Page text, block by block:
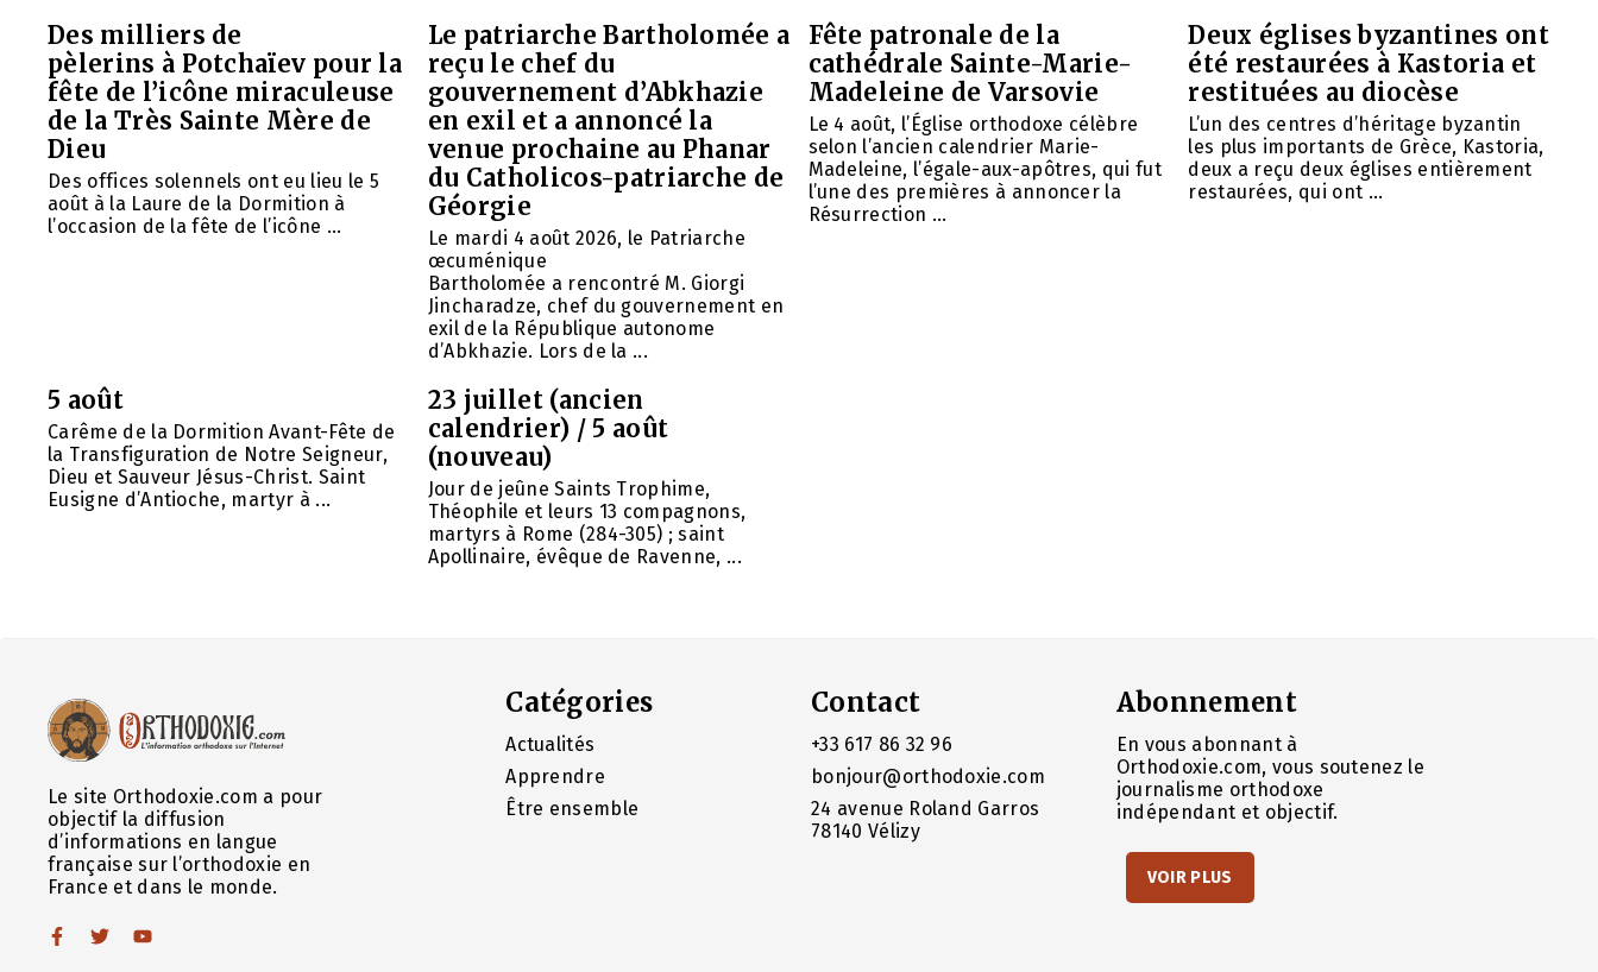
Des milliers de
pèlerins à Potchaïev pour la
fête de l’icône miraculeuse
de la Très Sainte Mère de
Dieu
Des offices solennels ont eu lieu le 5
août à la Laure de la Dormition à
l’occasion de la fête de l’icône ...
Le patriarche Bartholomée a
reçu le chef du
gouvernement d’Abkhazie
en exil et a annoncé la
venue prochaine au Phanar
du Catholicos-patriarche de
Géorgie
Le mardi 4 août 2026, le Patriarche
œcuménique
Bartholomée a rencontré M. Giorgi
Jincharadze, chef du gouvernement en
exil de la République autonome
d’Abkhazie. Lors de la ...
Fête patronale de la
cathédrale Sainte-Marie-
Madeleine de Varsovie
Le 4 août, l’Église orthodoxe célèbre
selon l’ancien calendrier Marie-
Madeleine, l’égale-aux-apôtres, qui fut
l’une des premières à annoncer la
Résurrection ...
Deux églises byzantines ont
été restaurées à Kastoria et
restituées au diocèse
L’un des centres d’héritage byzantin
les plus importants de Grèce, Kastoria,
deux a reçu deux églises entièrement
restaurées, qui ont ...
5 août
Carême de la Dormition Avant-Fête de
la Transfiguration de Notre Seigneur,
Dieu et Sauveur Jésus-Christ. Saint
Eusigne d’Antioche, martyr à ...
23 juillet (ancien
calendrier) / 5 août
(nouveau)
Jour de jeûne Saints Trophime,
Théophile et leurs 13 compagnons,
martyrs à Rome (284-305) ; saint
Apollinaire, évêque de Ravenne, ...
Le site Orthodoxie.com a pour
objectif la diffusion
d’informations en langue
française sur l’orthodoxie en
France et dans le monde.
Catégories
Actualités
Apprendre
Être ensemble
Contact
+33 617 86 32 96
bonjour@orthodoxie.com
24 avenue Roland Garros
78140 Vélizy
Abonnement
En vous abonnant à
Orthodoxie.com, vous soutenez le
journalisme orthodoxe
indépendant et objectif.
VOIR PLUS